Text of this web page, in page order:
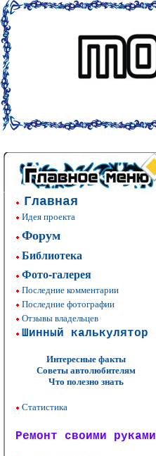
Главная
Идея проекта
Форум
Библиотека
Фото-галерея
Последние комментарии
Последние фотографии
Отзывы владельцев
Шинный калькулятор
Интересные факты
Советы автолюбителям
Что полезно знать
Статистика
Ремонт своими руками